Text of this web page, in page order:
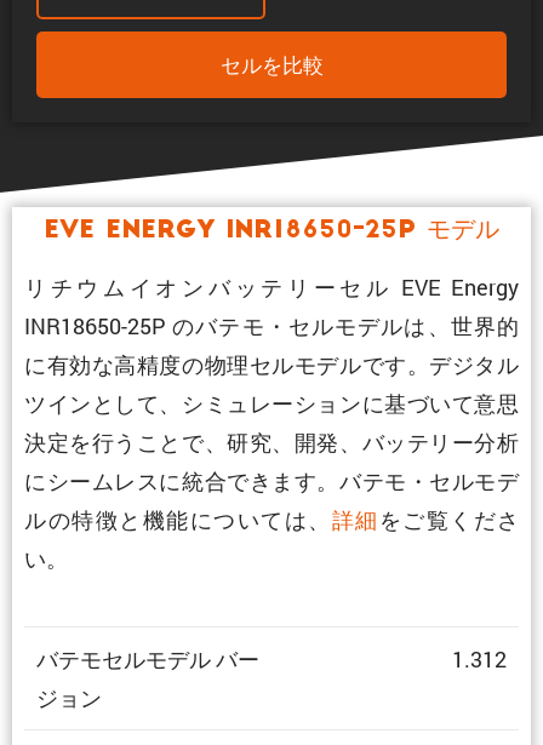
セルを比較
EVE Energy INR18650-25P モデル
リチウムイオンバッテリーセル EVE Energy
INR18650-25P のバテモ・セルモデルは、世界的
に有効な高精度の物理セルモデルです。デジタル
ツインとして、シミュレーションに基づいて意思
決定を行うことで、研究、開発、バッテリー分析
にシームレスに統合できます。バテモ・セルモデ
ルの特徴と機能については、 詳細 をご覧くださ
い。
バテモセルモデル バー
ジョン
1.312